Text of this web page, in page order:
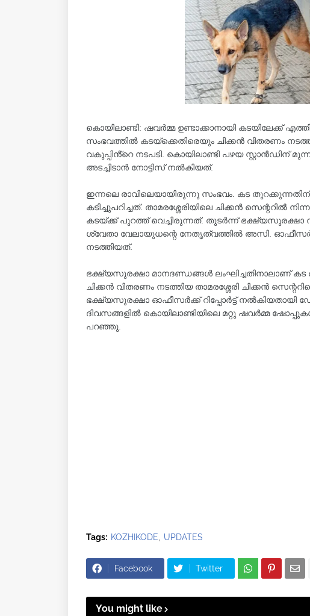
കൊയിലാണ്ടി: ഷവർമ്മ ഉണ്ടാക്കാനായി കടയിലേക്ക്
സംഭവത്തിൽ കടയ്‌ക്കെതിരെയും ചിക്കൻ വിതരണം
വകുപ്പിൻ്റെ നടപടി. കൊയിലാണ്ടി പഴയ സ്റ്റാൻഡിന്
അടച്ചിടാൻ നോട്ടിസ് നൽകിയത്.
ഇന്നലെ രാവിലെയായിരുന്നു സംഭവം. കട
കടിച്ചുപറിച്ചത്. താമരശ്ശേരിയിലെ ചിക്കൻ സെന്ററിൽ
കടയ്ക്ക് പുറത്ത് വെച്ചിരുന്നത്. തുടർന്ന്
ശ്വേതാ വേലായുധന്റെ നേതൃത്വത്തിൽ അസി.
നടത്തിയത്.
ഭക്ഷ്യസുരക്ഷാ മാനദണ്ഡങ്ങൾ ലംഘിച്ചതിനാലാണ് കട
ചിക്കൻ വിതരണം നടത്തിയ താമരശ്ശേരി ചിക്കൻ
ഭക്ഷ്യസുരക്ഷാ ഓഫീസർക്ക് റിപ്പോർട്ട്
ദിവസങ്ങളിൽ കൊയിലാണ്ടിയിലെ മറ്റു ഷവർമ്മ
പറഞ്ഞു.
Tags: KOZHIKODE UPDATES
Facebook Twitter
You might like